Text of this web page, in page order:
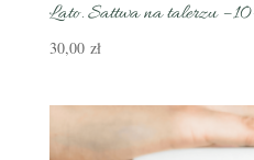
Lato. Sattwa na talerzu –
30,00 zł